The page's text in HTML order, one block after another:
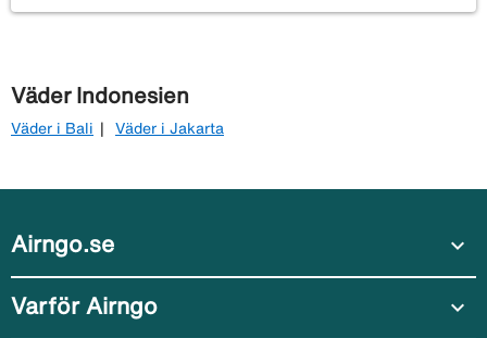
Väder Indonesien
Väder i Bali Väder i Jakarta
Airngo.se expand_more
Varför Airngo expand_more